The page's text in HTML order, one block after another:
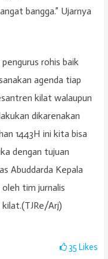
bangga.” Ujarnya
rohis baik
agenda tiap
kilat walaupun
dikarenakan
1443H ini kita bisa
dengan tujuan
Abuddarda Kepala
tim jurnalis
Arj)
35Likes